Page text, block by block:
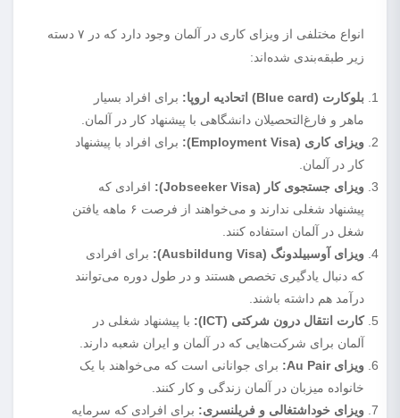
انواع مختلفی از ویزای کاری در آلمان وجود دارد که در ۷ دسته
زیر طبقه‌بندی شده‌اند:
بلوکارت (Blue card) اتحادیه اروپا:
برای افراد بسیار
ماهر و فارغ‌التحصیلان دانشگاهی با پیشنهاد کار در آلمان.
ویزای کاری (Employment Visa):
برای افراد با پیشنهاد
کار در آلمان.
ویزای جستجوی کار (Jobseeker Visa):
افرادی که
پیشنهاد شغلی ندارند و می‌خواهند از فرصت ۶ ماهه یافتن
شغل در آلمان استفاده کنند.
ویزای آوسبیلدونگ (Ausbildung Visa):
برای افرادی
که دنبال یادگیری تخصص هستند و در طول دوره می‌توانند
درآمد هم داشته باشند.
کارت انتقال‌ درون شرکتی (ICT):
با پیشنهاد شغلی در
آلمان برای شرکت‌هایی که در آلمان و ایران شعبه دارند.
ویزای Au Pair:
برای جوانانی است که می‌خواهند با یک
خانواده میزبان در آلمان زندگی و کار کنند.
ویزای خوداشتغالی و فریلنسری: برای افرادی که سرمایه